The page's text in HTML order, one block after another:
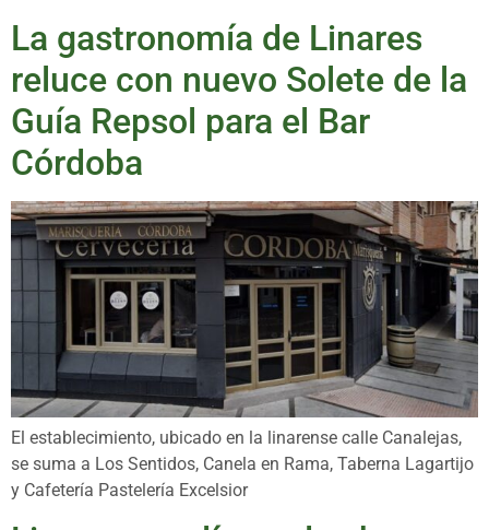
La gastronomía de Linares
reluce con nuevo Solete de la
Guía Repsol para el Bar
Córdoba
El establecimiento, ubicado en la linarense calle Canalejas,
se suma a Los Sentidos, Canela en Rama, Taberna Lagartijo
y Cafetería Pastelería Excelsior